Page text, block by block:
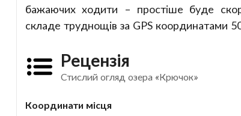
бажаючих ходити – простіше буде
складе труднощів за GPS координатами
Рецензія
Стислий огляд озера «Крючок»
Координати місця